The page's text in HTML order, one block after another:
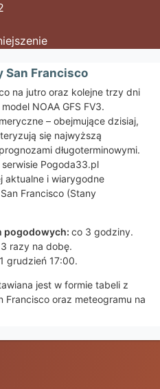
San Francisco
na jutro oraz kolejne trzy dni
NOAA GFS FV3.
– obejmujące dzisiaj,
się najwyższą
długoterminowymi.
Pogoda33.pl
aktualne i wiarygodne
Francisco (Stany
pogodowych: co 3 godziny.
3 razy na dobę.
grudzień 17:00.
jest w formie tabeli z
Francisco oraz meteogramu na